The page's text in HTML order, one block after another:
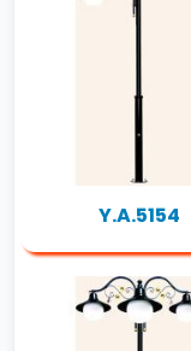
Y.A.5154